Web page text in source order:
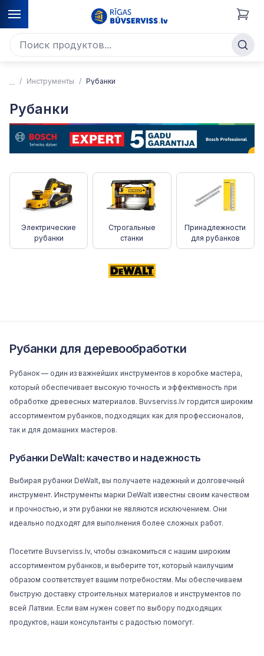
Инструменты Рубанки
Рубанки
Электрические
рубанки
Строгальные
станки
Принадлежности
для рубанков
Рубанки для деревообработки
Рубанок — один из важнейших инструментов в коробке мастера,
который обеспечивает высокую точность и эффективность при
обработке древесных материалов. Buvserviss.lv гордится широким
ассортиментом рубанков, подходящих как для профессионалов,
так и для домашних мастеров.
Рубанки DeWalt: качество и надежность
Выбирая рубанки DeWalt, вы получаете надежный и долговечный
инструмент. Инструменты марки DeWalt известны своим качеством
и прочностью, и эти рубанки не являются исключением. Они
идеально подходят для выполнения более сложных работ.
Посетите Buvserviss.lv, чтобы ознакомиться с нашим широким
ассортиментом рубанков, и выберите тот, который наилучшим
образом соответствует вашим потребностям. Мы обеспечиваем
быструю доставку строительных материалов и инструментов по
всей Латвии. Если вам нужен совет по выбору подходящих
продуктов, наши консультанты с радостью помогут.